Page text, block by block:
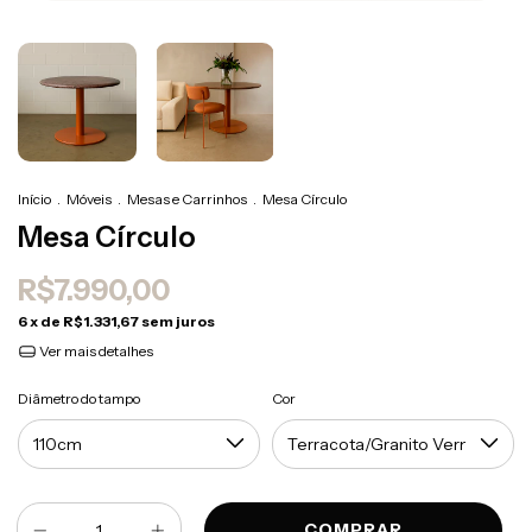
Início . Móveis . Mesas e Carrinhos . Mesa Círculo
Mesa Círculo
R$7.990,00
6x de R$1.331,67sem juros
Ver mais detalhes
Diâmetro do tampo Cor